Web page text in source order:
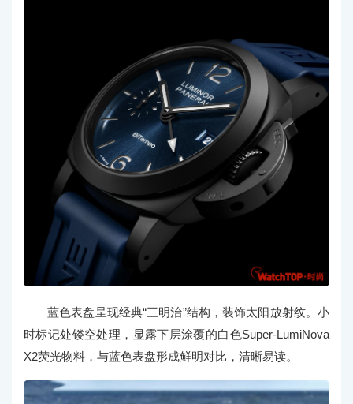
蓝色表盘呈现经典“三明治”结构，装饰太阳放射纹。小
时标记处镂空处理，显露下层涂覆的白色Super-LumiNova
X2荧光物料，与蓝色表盘形成鲜明对比，清晰易读。